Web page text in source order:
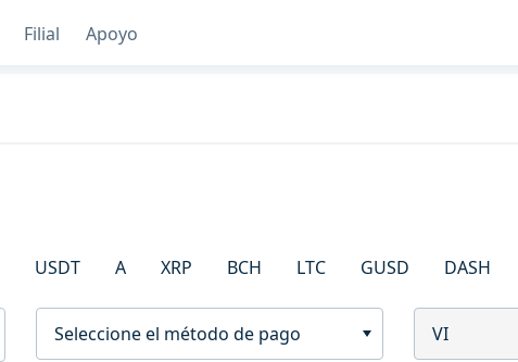
Filial Apoyo
USDT A XRP BCH LTC GUSD DASH
Seleccione el método de pago VI